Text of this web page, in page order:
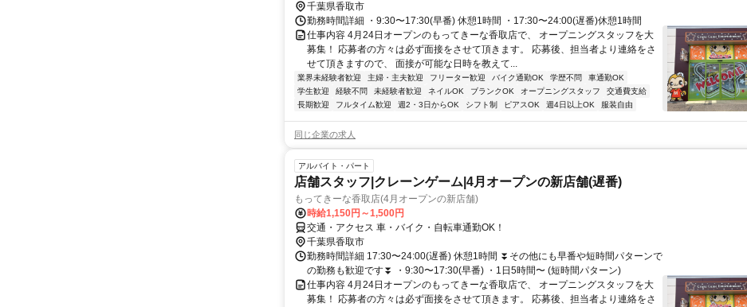
千葉県香取市
勤務時間詳細 ・9:30〜17:30(早番) 休憩1時間 ・17:30〜24:00(遅番)休憩1時間
仕事内容 4月24日オープンのもってきーな香取店で、 オープニングスタッフを大
募集！ 応募者の方々は必ず面接をさせて頂きます。 応募後、担当者より連絡をさ
せて頂きますので、 面接が可能な日時を教えて...
業界未経験者歓迎 主婦・主夫歓迎 フリーター歓迎 バイク通勤OK 学歴不問
車通勤OK
学生歓迎
経験不問 未経験者歓迎 ネイルOK ブランクOK オープニングスタッフ
交通費支給
長期歓迎
フルタイム歓迎 週2・3日からOK シフト制 ピアスOK 週4日以上OK 服装自由
同じ企業の求人
アルバイト・パート
店舗スタッフ|クレーンゲーム|4月オープンの新店舗(遅番)
もってきーな香取店(4月オープンの新店舗)
時給1,150円～1,500円
交通・アクセス 車・バイク・自転車通勤OK！
千葉県香取市
勤務時間詳細 17:30〜24:00(遅番) 休憩1時間 ⏬その他にも早番や短時間パターンで
の勤務も歓迎です⏬ ・9:30〜17:30(早番) ・1日5時間〜 (短時間パターン)
仕事内容 4月24日オープンのもってきーな香取店で、 オープニングスタッフを大
募集！ 応募者の方々は必ず面接をさせて頂きます。 応募後、担当者より連絡をさ